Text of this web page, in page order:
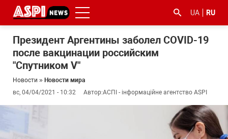
UA RU
Президент Аргентины заболел COVID-19
после вакцинации российским
"Спутником V"
Новости » Новости мира
вс, 04/04/2021 - 10:32
Автор:АСПІ - інформаційне агентство ASPI
#коронавірус